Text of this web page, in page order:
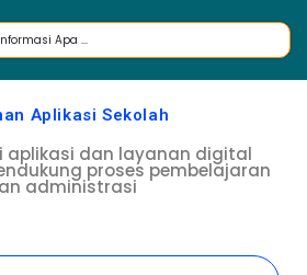
Aplikasi Sekolah
aplikasi dan layanan digital
proses pembelajaran
administrasi